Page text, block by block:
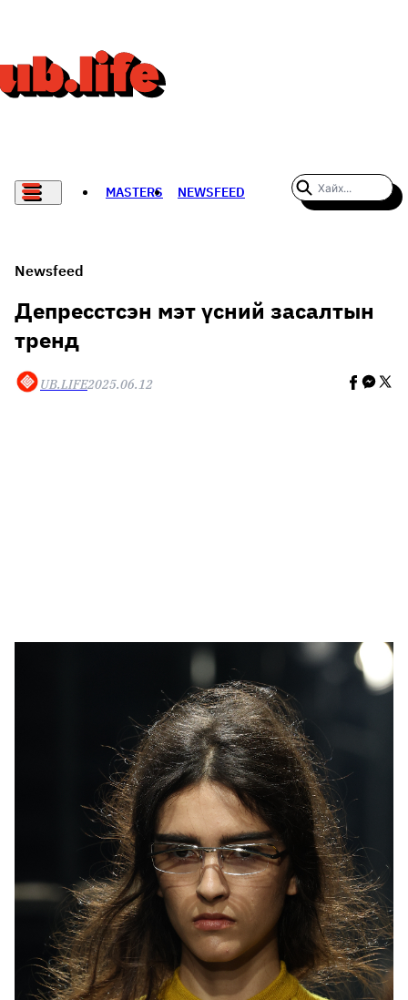
MASTERS NEWSFEED
НАДАД НЭГ САНАЛ БАЙНА
Newsfeed
Депресстсэн мэт үсний засалтын
тренд
UB.LIFE2025.06.12